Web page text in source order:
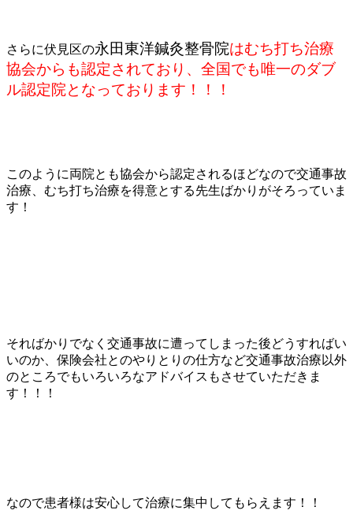
さらに伏見区の永田東洋鍼灸整骨院はむち打ち治療
協会からも認定されており、全国でも唯一のダブ
ル認定院となっております！！！
このように両院とも協会から認定されるほどなので交通事故
治療、むち打ち治療を得意とする先生ばかりがそろっていま
す！
そればかりでなく交通事故に遭ってしまった後どうすればい
いのか、保険会社とのやりとりの仕方など交通事故治療以外
のところでもいろいろなアドバイスもさせていただきま
す！！！
なので患者様は安心して治療に集中してもらえます！！